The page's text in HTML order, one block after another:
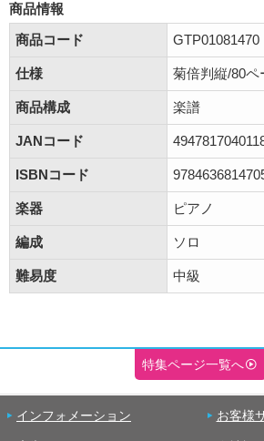
商品情報
商品コード
GTP01081470
仕様 菊倍判縦/80ペ
商品構成 楽譜
JANコード
ISBNコード
楽器 ピアノ
編成 ソロ
難易度 中級
特集ページ一覧へ
インフォメーション お客様